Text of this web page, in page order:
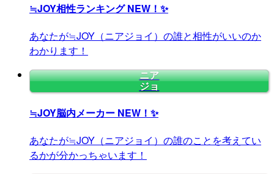
≒JOY相性ランキングNEW！✨
あなたが≒JOY（ニアジョイ）の誰と相性がいいのか
わかります！
ニア
ジョ
≒JOY脳内メーカー NEW！✨
あなたが≒JOY（ニアジョイ）の誰のことを考えてい
るかが分かっちゃいます！